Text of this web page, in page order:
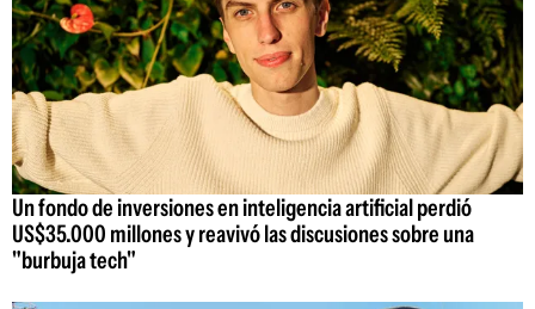
Un fondo de inversiones en inteligencia artificial perdió
US$35.000 millones y reavivó las discusiones sobre una
"burbuja tech"